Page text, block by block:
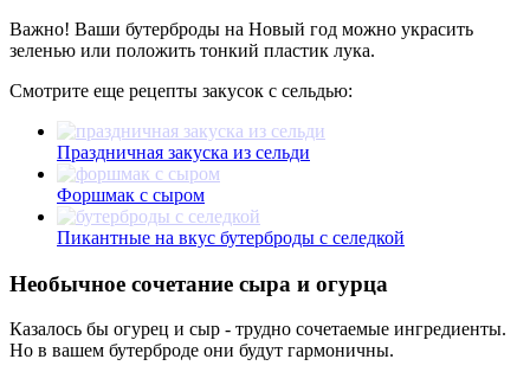
Важно! Ваши бутерброды на Новый год можно украсить
зеленью или положить тонкий пластик лука.
Смотрите еще рецепты закусок с сельдью:
Праздничная закуска из сельди
Форшмак с сыром
Пикантные на вкус бутерброды с селедкой
Необычное сочетание сыра и огурца
Казалось бы огурец и сыр - трудно сочетаемые ингредиенты.
Но в вашем бутерброде они будут гармоничны.